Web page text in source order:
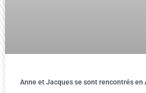
Anne et Jacques se sont rencontrés en